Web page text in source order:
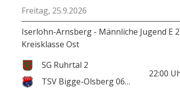
Freitag, 25.9.2026
Iserlohn-Arnsberg - Männliche Jugend E 2.
Kreisklasse Ost
SG Ruhrtal 2
TSV Bigge-Olsberg 06/08
22:00